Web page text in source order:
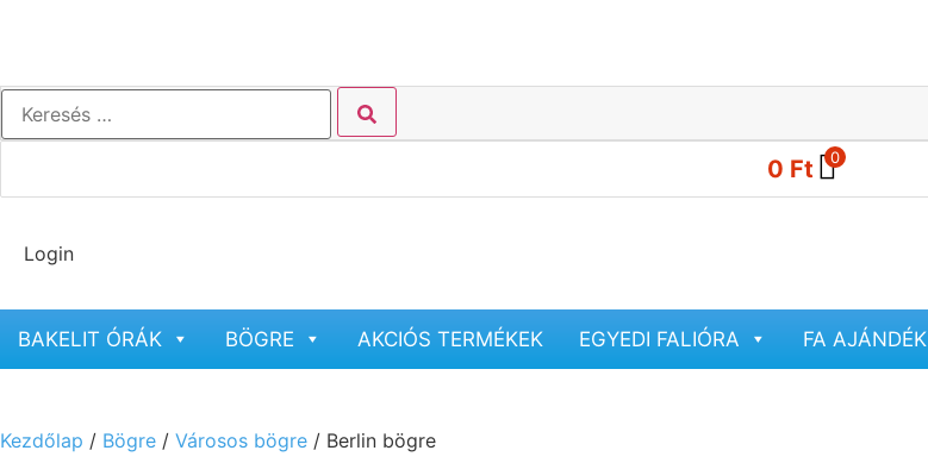
0 Ft 0
Login
BAKELIT ÓRÁK BÖGRE AKCIÓS TERMÉKEK EGYEDI FALIÓRA FA AJÁNDÉK
Kezdőlap / Bögre / Városos bögre / Berlin bögre